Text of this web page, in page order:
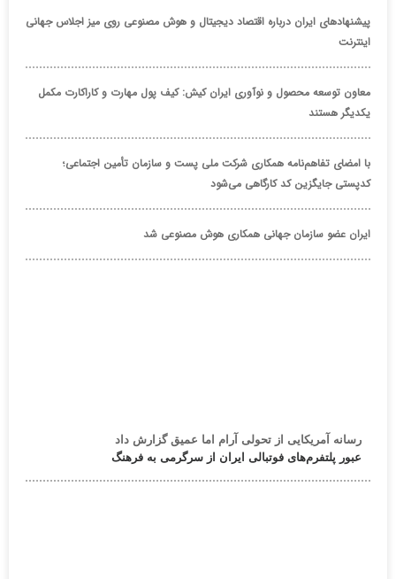
پیشنهادهای ایران درباره اقتصاد دیجیتال و هوش مصنوعی روی میز اجلاس جهانی
اینترنت
معاون توسعه محصول و نوآوری ایران کیش: کیف پول مهارت و کاراکارت مکمل
یکدیگر هستند
با امضای تفاهم‌نامه همکاری شرکت ملی پست و سازمان تأمین اجتماعی؛
کدپستی جایگزین کد کارگاهی می‌شود
ایران عضو سازمان جهانی همکاری هوش مصنوعی شد
رسانه آمریکایی از تحولی آرام اما عمیق گزارش داد
عبور پلتفرم‌های فوتبالی ایران از سرگرمی به فرهنگ